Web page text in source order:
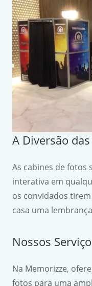
A Diversão
As cabines de fotos
interativa em
os convidados
casa uma
Nossos
Na Memorizze,
fotos para uma